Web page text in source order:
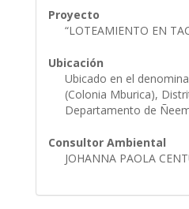
Proyecto
“LOTEAMIENTO EN
Ubicación
Ubicado en el
(Colonia Mburica),
Departamento de
Consultor Ambiental
JOHANNA PAOLA